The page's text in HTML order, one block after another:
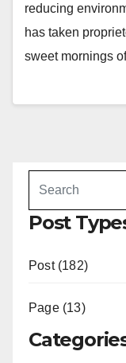
reducing
has taken
sweet mornings
Post
Post (182)
Page (13)